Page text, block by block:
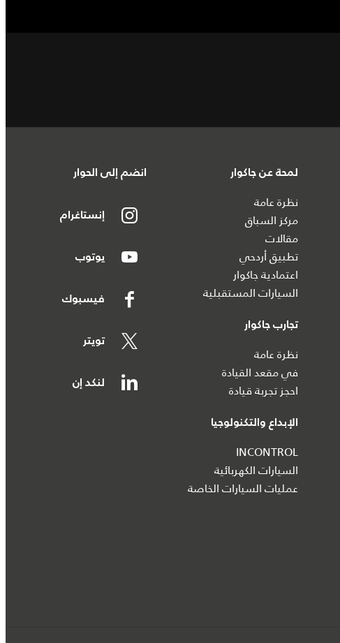
لمحة عن جاكوار
نظرة عامة
مركز السباق
مقالات
تطبيق أردحي
اعتمادية جاكوار
السيارات المستقبلية
تجارب جاكوار
نظرة عامة
في مقعد القيادة
احجز تجربة قيادة
الإبداع والتكنولوجيا
INCONTROL
السيارات الكهربائية
عمليات السيارات الخاصة
انضم إلى الحوار
إنستاغرام
يوتوب
فيسبوك
تويتر
لنكد إن